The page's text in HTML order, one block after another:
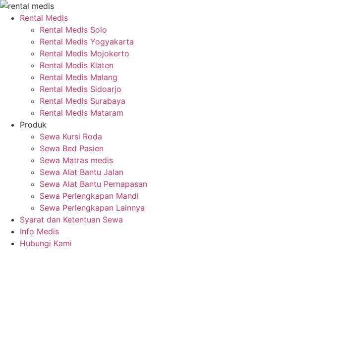
Skip
Rental Medis
Rental Medis Solo
Rental Medis Yogyakarta
Rental Medis Mojokerto
Rental Medis Klaten
Rental Medis Malang
Rental Medis Sidoarjo
Rental Medis Surabaya
Rental Medis Mataram
Produk
Sewa Kursi Roda
Sewa Bed Pasien
Sewa Matras medis
Sewa Alat Bantu Jalan
Sewa Alat Bantu Pernapasan
Sewa Perlengkapan Mandi
Sewa Perlengkapan Lainnya
Syarat dan Ketentuan Sewa
Info Medis
Hubungi Kami